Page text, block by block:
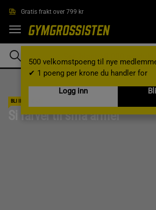
Gratis frakt over 799 kr
500 velkomstpoeng til nye
✔ 1 poeng per krone du handler for
Logg inn
BLI INSPIRERT
Si farvel til små armer